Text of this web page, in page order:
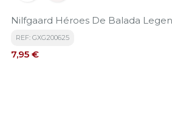
Nilfgaard Héroes De Balada
REF: GXG200625
Precio
7,95 €